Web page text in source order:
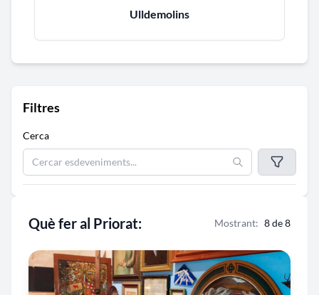
Ulldemolins
Filtres
Cerca
Què fer al Priorat: Mostrant: 8 de 8